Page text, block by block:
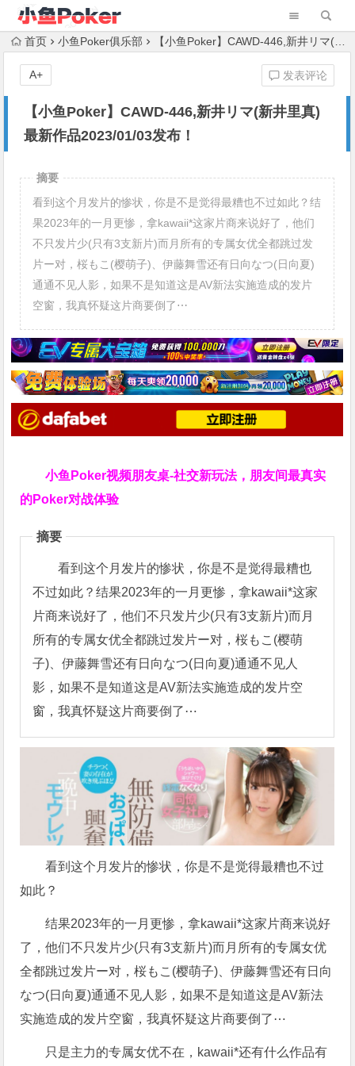
首页 小鱼Poker俱乐部 【小鱼Poker】CAWD-446,新井リマ(新井里真)最新作品2023/01/03发布！
【小鱼Poker】CAWD-446,新井リマ(新井里真)
最新作品2023/01/03发布！
发表评论
A+
摘要
看到这个月发片的惨状，你是不是觉得最糟也不过如此？结
果2023年的一月更惨，拿kawaii*这家片商来说好了，他们
不只发片少(只有3支新片)而月所有的专属女优全都跳过发
片ー对，桜もこ(樱萌子)、伊藤舞雪还有日向なつ(日向夏)
通通不见人影，如果不是知道这是AV新法实施造成的发片
空窗，我真怀疑这片商要倒了⋯
小鱼Poker视频朋友桌-社交新玩法，朋友间最真实
的Poker对战体验
摘要
看到这个月发片的惨状，你是不是觉得最糟也
不过如此？结果2023年的一月更惨，拿kawaii*这家
片商来说好了，他们不只发片少(只有3支新片)而月
所有的专属女优全都跳过发片ー对，桜もこ(樱萌
子)、伊藤舞雪还有日向なつ(日向夏)通通不见人
影，如果不是知道这是AV新法实施造成的发片空
窗，我真怀疑这片商要倒了⋯
看到这个月发片的惨状，你是不是觉得最糟也不过
如此？
结果2023年的一月更惨，拿kawaii*这家片商来说好
了，他们不只发片少(只有3支新片)而月所有的专属女优
全都跳过发片ー对，桜もこ(樱萌子)、伊藤舞雪还有日向
なつ(日向夏)通通不见人影，如果不是知道这是AV新法
实施造成的发片空窗，我真怀疑这片商要倒了⋯
只是主力的专属女优不在，kawaii*还有什么作品有